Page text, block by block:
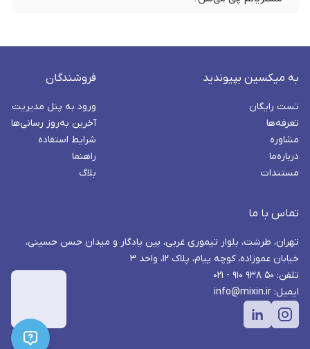
به میکسین بپیوندید
تست رایگان
تعرفه‌ها
مشاوره
درباره‌ما
مستندات
فروشندگان
ورود به پنل مدیریت
آخرین به‌روز رسانی‌ها
شرایط استفاده
راهنما
بلاگ
تماس با ما
تهران، طرشت، بلوار تیموری غربی، بین یادگار و میدان حسن حسینی،
خیابان عموزاده، کوچه پیام، پلاک ۱۲، واحد ۳
تلفن: ۵۰ ۹۳۸ ۹۱۰ - ۰۲۱
ایمیل: info@mixin.ir